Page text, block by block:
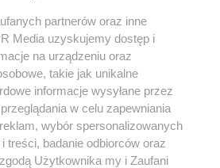
serwisie nie może być powielany i
rozpowszechniany w jakikolwiek sposób (w
na jakimkolwiek polu
włącznie z umieszczaniem w Internecie
praw. Jakiekolwiek użycie lub
lub w części z naruszeniem prawa, tzn.
pod groźbą kary i może być ścigane
partnerów oraz inne
Media uzyskujemy dostęp i
na urządzeniu oraz
takie jak unikalne
informacje wysyłane przez
w celu zapewniania
wybór spersonalizowanych
treści, badanie odbiorców oraz
Użytkownika my i Zaufani